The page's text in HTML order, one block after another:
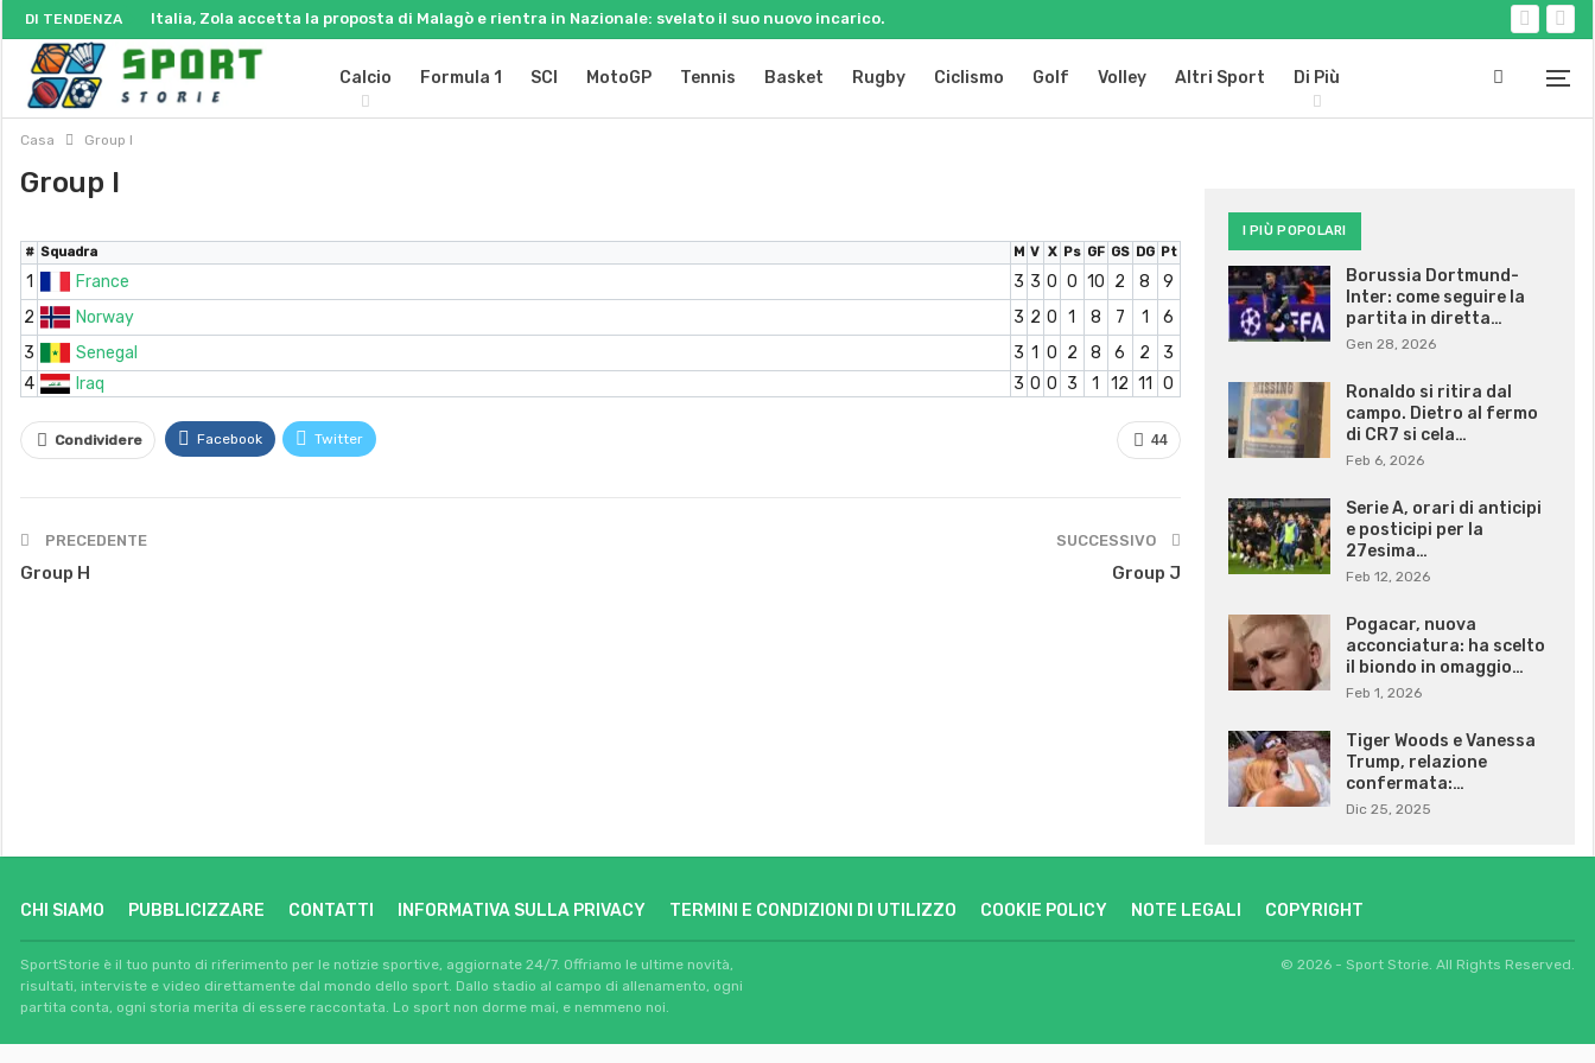
DI TENDENZA Italia, Zola accetta la proposta di Malagò e rientra in Nazionale: svelato il suo nuovo incarico.
Calcio Formula 1 SCI MotoGP Tennis Basket Rugby Ciclismo Golf Volley Altri Sport Di Più
Casa Group I
Group I
# Squadra M V X Ps GF GS DG Pt
1 France 3 3 0 0 10 2 8
9
2
Norway 3 2 0 1 8 7 1
6
3
Senegal 3 1 0 2 8 6 2
3
4
Iraq 3 0 0 3 1 12 11 0
44
Condividere Facebook Twitter
PRECEDENTE
Group H
SUCCESSIVO
Group J
I PIÙ POPOLARI
Borussia Dortmund-
Inter: come seguire la
partita in diretta…
Gen 28, 2026
Ronaldo si ritira dal
campo. Dietro al fermo
di CR7 si cela…
Feb 6, 2026
Serie A, orari di anticipi
e posticipi per la
27esima…
Feb 12, 2026
Pogacar, nuova
acconciatura: ha scelto
il biondo in omaggio…
Feb 1, 2026
Tiger Woods e Vanessa
Trump, relazione
confermata:…
Dic 25, 2025
CHI SIAMO PUBBLICIZZARE CONTATTI INFORMATIVA SULLA PRIVACY TERMINI E CONDIZIONI DI UTILIZZO COOKIE POLICY NOTE LEGALI COPYRIGHT
SportStorie è il tuo punto di riferimento per le notizie sportive, aggiornate 24/7. Offriamo le ultime novità,
risultati, interviste e video direttamente dal mondo dello sport. Dallo stadio al campo di allenamento, ogni
partita conta, ogni storia merita di essere raccontata. Lo sport non dorme mai, e nemmeno noi.
© 2026 - Sport Storie. All Rights Reserved.